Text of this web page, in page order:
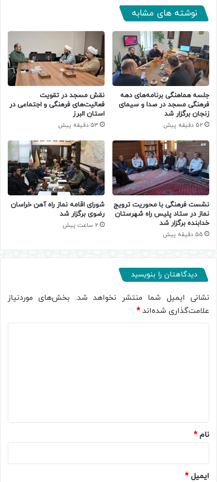
نوشته های مشابه
جلسه هماهنگی برنامه‌های دهه
فرهنگی مسجد در صدا و سیمای
زنجان برگزار شد
52 دقیقه پیش
نقش مسجد در تقویت
فعالیت‌های فرهنگی و اجتماعی در
استان البرز
53 دقیقه پیش
نشست فرهنگی با محوریت ترویج
نماز در ستاد پلیس راه شهرستان
خدابنده برگزار شد
55 دقیقه پیش
شورای اقامه نماز راه آهن خراسان
رضوی برگزار شد
2 ساعت پیش
دیدگاهتان را بنویسید
نشانی ایمیل شما منتشر نخواهد شد. بخش‌های موردنیاز
علامت‌گذاری شده‌اند*
نام*
ایمیل*